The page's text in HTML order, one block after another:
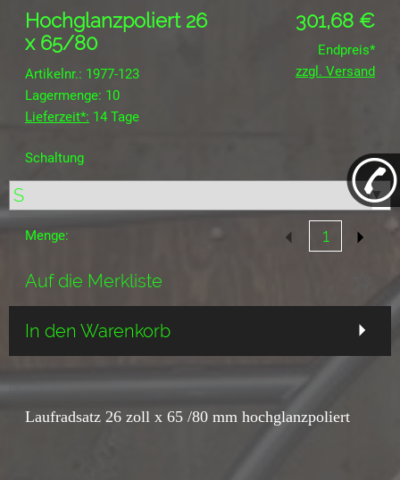
301,68 €
Hochglanzpoliert 26
x 65/80
Artikelnr.: 1977-123
Lagermenge: 10
Lieferzeit*: 14 Tage
Endpreis*
zzgl. Versand
Schaltung
Menge:
Auf die Merkliste
In den Warenkorb
Laufradsatz 26 zoll x 65 /80 mm hochglanzpoliert